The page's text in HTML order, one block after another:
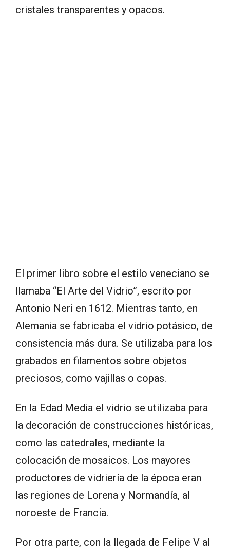
cristales transparentes y opacos.
El primer libro sobre el estilo veneciano se
llamaba “El Arte del Vidrio”, escrito por
Antonio Neri en 1612. Mientras tanto, en
Alemania se fabricaba el vidrio potásico, de
consistencia más dura. Se utilizaba para los
grabados en filamentos sobre objetos
preciosos, como vajillas o copas.
En la Edad Media el vidrio se utilizaba para
la decoración de construcciones históricas,
como las catedrales, mediante la
colocación de mosaicos. Los mayores
productores de vidriería de la época eran
las regiones de Lorena y Normandía, al
noroeste de Francia.
Por otra parte, con la llegada de Felipe V al